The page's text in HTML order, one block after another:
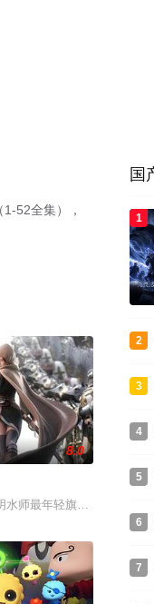
52全集），
大会再度召开，白
民过着平静的生活。直到
8.0
水师最年轻旗总路长风护
国
1
2
3
4
5
6
7